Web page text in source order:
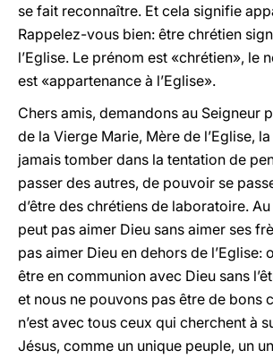
se fait reconnaître. Et cela signifie
Rappelez-vous bien: être chrétien
l’Eglise. Le prénom est «chrétien», le
est «appartenance à l’Eglise».
Chers amis, demandons au Seigneur
de la Vierge Marie, Mère de l’Eglise,
jamais tomber dans la tentation de
passer des autres, de pouvoir se
d’être des chrétiens de laboratoire.
peut pas aimer Dieu sans aimer ses
pas aimer Dieu en dehors de l’Eglise:
être en communion avec Dieu sans
et nous ne pouvons pas être de bons
n’est avec tous ceux qui cherchent à
Jésus, comme un unique peuple, un